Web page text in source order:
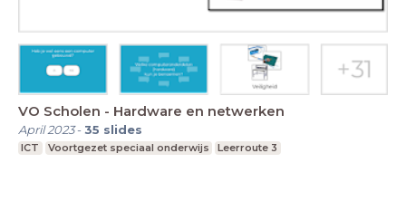
VO Scholen - Hardware en netwerken
April 2023-35 slides
ICT Voortgezet speciaal onderwijs Leerroute 3